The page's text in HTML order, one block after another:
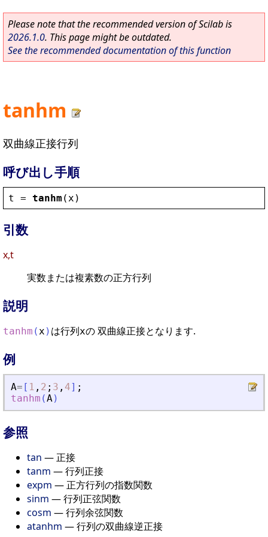
Please note that the recommended version of Scilab is
2026.1.0. This page might be outdated.
See the recommended documentation of this function
tanhm
双曲線正接行列
呼び出し手順
t = tanhm ( x )
引数
x,t
実数または複素数の正方行列
説明
tanhm (x ) は行列xの 双曲線正接となります.
例
A= [ 1 , 2 ; 3 , 4] ;
tanhm (A)
参照
tan — 正接
tanm — 行列正接
expm — 正方行列の指数関数
sinm — 行列正弦関数
cosm — 行列余弦関数
atanhm — 行列の双曲線逆正接